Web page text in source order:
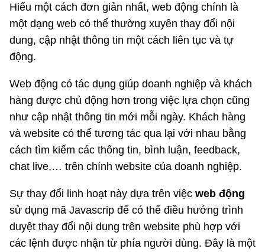
Hiểu một cách đơn giản nhất, web động chính là
một dạng web có thể thường xuyên thay đổi nội
dung, cập nhật thông tin một cách liên tục và tự
động.
Web động có tác dụng giúp doanh nghiệp và khách
hàng được chủ động hơn trong việc lựa chọn cũng
như cập nhật thông tin mới mỗi ngày. Khách hàng
và website có thể tương tác qua lại với nhau bằng
cách tìm kiếm các thông tin, bình luận, feedback,
chat live,… trên chính website của doanh nghiệp.
Sự thay đổi linh hoạt này dựa trên việc web động
sử dụng mã Javascrip để có thể điều hướng trình
duyệt thay đổi nội dung trên website phù hợp với
các lệnh được nhận từ phía người dùng. Đây là một